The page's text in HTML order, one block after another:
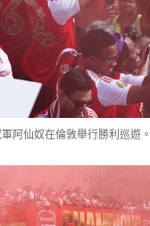
阿仙奴在倫敦舉行勝利巡遊。